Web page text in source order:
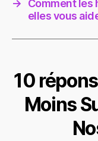
→
Comment les
elles vous
10
Moins